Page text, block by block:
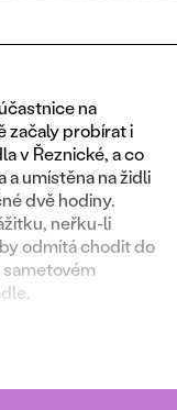
na
začaly probírat i
v Řeznické, a co
a umístěna na židli
dvě hodiny.
neřku-li
odmítá chodit do